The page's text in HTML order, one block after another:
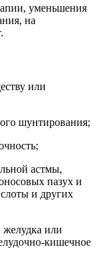
уменьшения
на
или
шунтирования;
астмы,
пазух и
и других
желудка или
кишечное